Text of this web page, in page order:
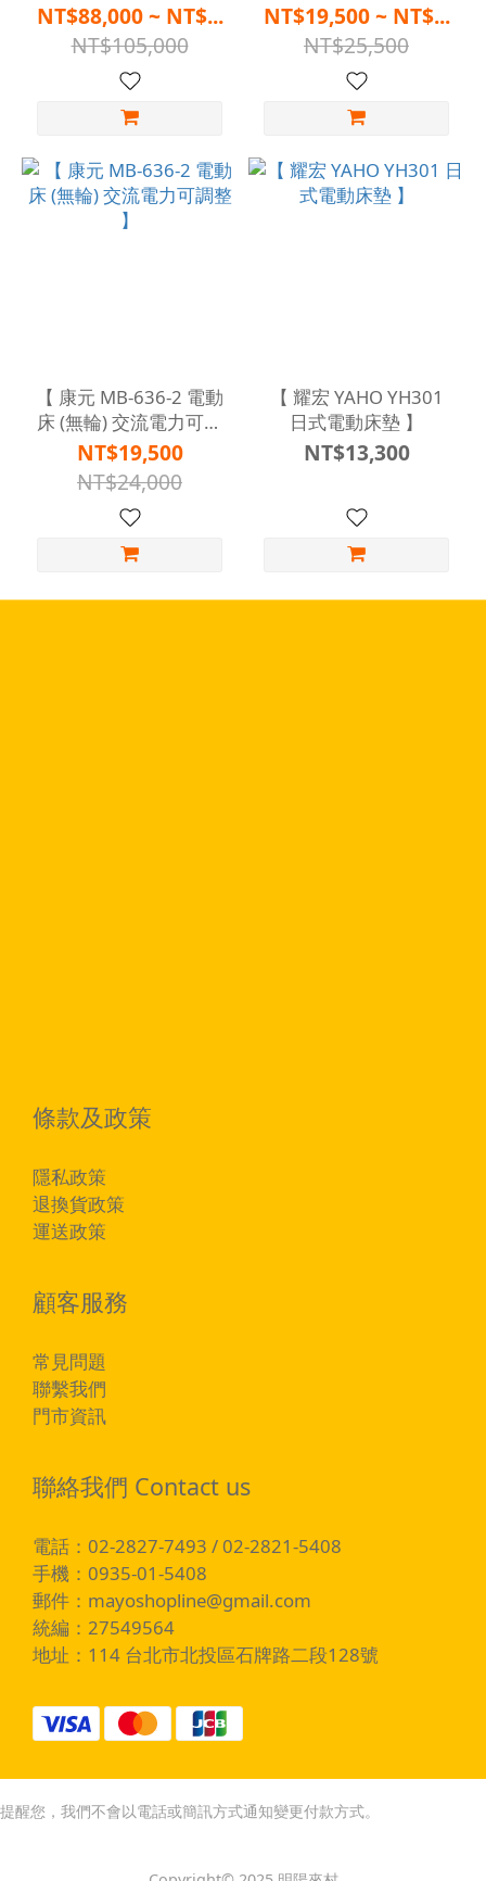
NT$88,000 ~ NT$...
NT$105,000
NT$19,500 ~ NT$...
NT$25,500
【 康元 MB-636-2 電動
床 (無輪) 交流電力可調
整 】
NT$19,500
NT$24,000
【 耀宏 YAHO YH301
日式電動床墊 】
NT$13,300
條款及政策
隱私政策
退換貨政策
運送政策
顧客服務
常見問題
聯繫我們
門市資訊
聯絡我們 Contact us
電話：02-2827-7493 / 02-2821-5408
手機：0935-01-5408
郵件： mayoshopline@gmail.com
統編：27549564
地址：114 台北市北投區石牌路二段128號
提醒您，我們不會以電話或簡訊方式通知變更付款方式。